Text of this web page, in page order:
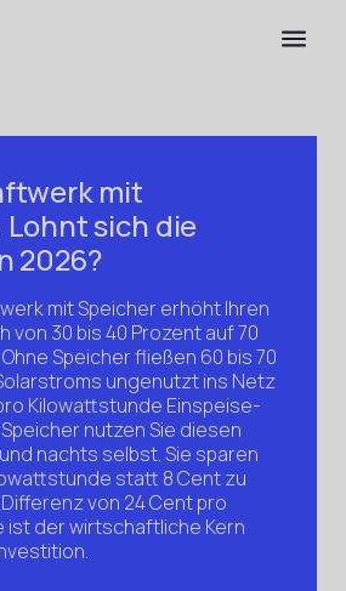
mit
sich die
2026?
mit Speicher erhöht Ihren
von 30 bis 40 Prozent auf 70
Speicher fließen 60 bis 70
ungenutzt ins Netz
Kilowattstunde Einspeise-
nutzen Sie diesen
nachts selbst. Sie sparen
statt 8 Cent zu
von 24 Cent pro
ist der wirtschaftliche Kern